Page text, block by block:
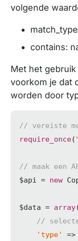
volgende
contains:
Met het
voorkom je dat
worden door
// vereiste
require_once(
// maak een
$api = new
$data = array
//
'type'
=>